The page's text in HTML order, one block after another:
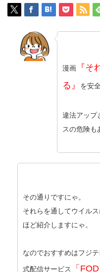
漫画
『
る』
を安
違法アップ
スの危険も
その通りですにゃ。
それらを通してウイル
ほど紹介しますにゃ。
なのでおすすめはフジ
式配信サービス 「